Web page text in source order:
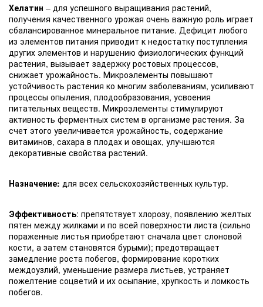
Хелатин – для успешного выращивания растений,
получения качественного урожая очень важную роль играет
сбалансированное минеральное питание. Дефицит любого
из элементов питания приводит к недостатку поступления
других элементов и нарушению физиологических функций
растения, вызывает задержку ростовых процессов,
снижает урожайность. Микроэлементы повышают
устойчивость растения ко многим заболеваниям, усиливают
процессы опыления, плодообразования, усвоения
питательных веществ. Микроэлементы стимулируют
активность ферментных систем в организме растения. За
счет этого увеличивается урожайность, содержание
витаминов, сахара в плодах и овощах, улучшаются
декоративные свойства растений.
Назначение: для всех сельскохозяйственных культур.
Эффективность: препятствует хлорозу, появлению желтых
пятен между жилками и по всей поверхности листа (сильно
пораженные листья приобретают сначала цвет слоновой
кости, а затем становятся бурыми); предотвращает
замедление роста побегов, формирование коротких
междоузлий, уменьшение размера листьев, устраняет
пожелтение соцветий и их осыпание, хрупкость и ломкость
побегов.